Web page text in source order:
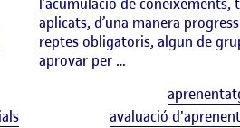
Etiquetes
aplicats, d’una manera
reptes obligatoris, algun de
aprovar per …
avaluació